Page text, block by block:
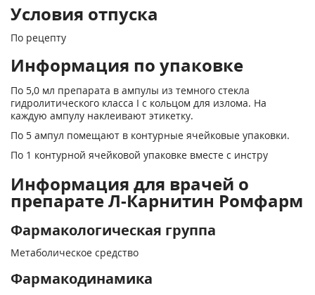
Условия отпуска
По рецепту
Информация по упаковке
По 5,0 мл препарата в ампулы из темного стекла
гидролитического класса I с кольцом для излома. На
каждую ампулу наклеивают этикетку.
По 5 ампул помещают в контурные ячейковые упаковки.
По 1 контурной ячейковой упаковке вместе с инстру
Информация для врачей о
препарате Л-Карнитин Ромфарм
Фармакологическая группа
Метаболическое средство
Фармакодинамика